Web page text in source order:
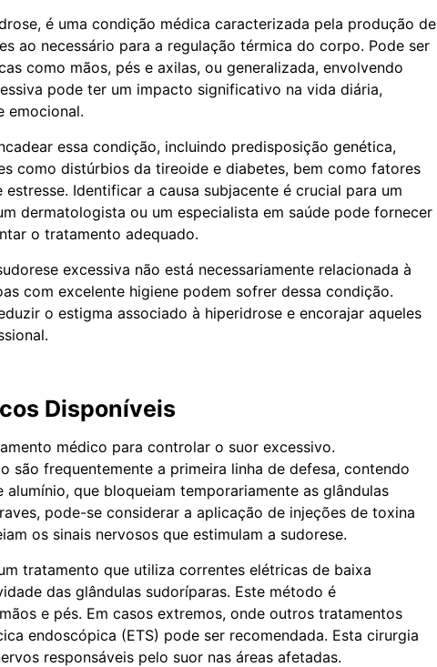
é uma condição médica caracterizada pela produção de
ao necessário para a regulação térmica do corpo. Pode ser
como mãos, pés e axilas, ou generalizada, envolvendo
pode ter um impacto significativo na vida diária,
emocional.
essa condição, incluindo predisposição genética,
como distúrbios da tireoide e diabetes, bem como fatores
Identificar a causa subjacente é crucial para um
dermatologista ou um especialista em saúde pode fornecer
o tratamento adequado.
excessiva não está necessariamente relacionada à
com excelente higiene podem sofrer dessa condição.
o estigma associado à hiperidrose e encorajar aqueles
Disponíveis
médico para controlar o suor excessivo.
são frequentemente a primeira linha de defesa, contendo
que bloqueiam temporariamente as glândulas
pode-se considerar a aplicação de injeções de toxina
os sinais nervosos que estimulam a sudorese.
tratamento que utiliza correntes elétricas de baixa
das glândulas sudoríparas. Este método é
e pés. Em casos extremos, onde outros tratamentos
endoscópica (ETS) pode ser recomendada. Esta cirurgia
responsáveis pelo suor nas áreas afetadas.